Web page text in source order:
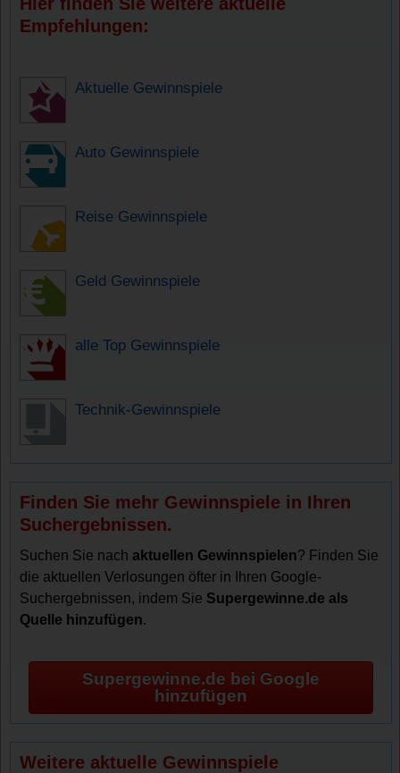
Empfehlungen:
Aktuelle Gewinnspiele
Auto Gewinnspiele
Reise Gewinnspiele
Geld Gewinnspiele
alle Top Gewinnspiele
Technik-Gewinnspiele
Finden Sie mehr Gewinnspiele in Ihren
Suchergebnissen.
Suchen Sie nachaktuellen Gewinnspielen? Finden Sie
die aktuellen Verlosungen öfter in Ihren Google-
Suchergebnissen, indem Sie Supergewinne.de als
Quelle hinzufügen.
Supergewinne.de bei Google
hinzufügen
Weitere aktuelle Gewinnspiele